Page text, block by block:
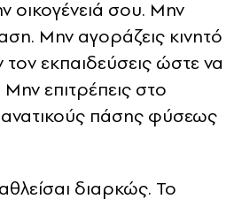
οικογένειά σου. Μην
Μην αγοράζεις κινητό
τον εκπαιδεύσεις ώστε να
Μην επιτρέπεις στο
πάσης φύσεως
διαρκώς. Το